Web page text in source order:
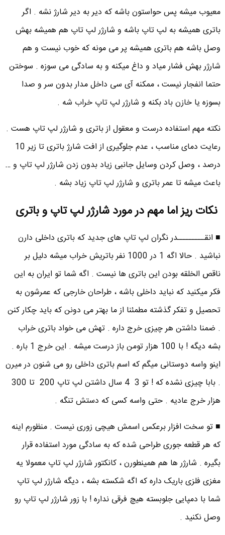
معیوب میشه پس حواستون باشه که دیر به دیر شارژ نشه . اگر
باتری همیشه به لپ تاپ باشه و شارژر لپ تاپ هم همیشه بهش
وصل باشه هم باتری همیشه پر می مونه که خوب نیست و هم
شارژر بهش فشار میاد و داغ میکنه و به سادگی می سوزه . سوختن
حتما انفجار نیست ، ممکنه آی سی داخل مدار بدون سر و صدا
بسوزه یا خازن باد بکنه و شارژر لپ تاپ خراب شه .
نکته مهم استفاده درست و معقول از باتری و شارژر لپ تاپ هست .
رعایت دمای مناسب ، عدم جلوگیری از افت شارژ باتری تا زیر 10
درصد ، وصل کردن وسایل جانبی زیاد بدون زدن شارژر لپ تاپ و …
باعث میشه تا عمر باتری و شارژر لپ تاپ زیاد بشه .
نکات ریز اما مهم در مورد شارژر لپ تاپ و باتری
■ انقـــــــــدر نگران لپ تاپ های جدید که باتری داخلی دارن
نباشید . حالا اگه 1 در 1000 نفر باتریش خراب میشه دلیل بر
ناقص الخلقه بودن این باتری ها نیست . اگه شما تو ایران به این
فکر میکنید که نباید داخلی باشه ، طراحان خارجی که عمرشون به
تحصیل و تفکر گذشته مطمئنا از ما بهتر می دونن که باید چکار کنن
. ضمنا داشتن هر چیزی خرج داره . تهش می خواد باتری خراب
بشه دیگه ! با 100 هزار تومن باز درست میشه . این خرج 1 باره .
اینو واسه دوستانی میگم که اسم باتری داخلی رو می شنون در میرن
. بابا چیزی نشده که ! تو 3 4 سال داشتن لپ تاپ 200 تا 300
هزار خرج عادیه . حتی واسه کسی که دستش تنگه .
■ تو سخت افزار برعکس اسمش هیچی زوری نیست . منظورم اینه
که هر قطعه جوری طراحی شده که به سادگی مورد استفاده قرار
بگیره . شارژر ها هم همینطورن ، کانکتور شارژر لپ تاپ معمولا یه
مغزی فلزی باریک داره که اگه شکسته بشه ، دیگه شارژر لپ تاپ
شما با دمپایی جلوبسته هیچ فرقی نداره ! با زور شارژر لپ تاپ رو
وصل نکنید .